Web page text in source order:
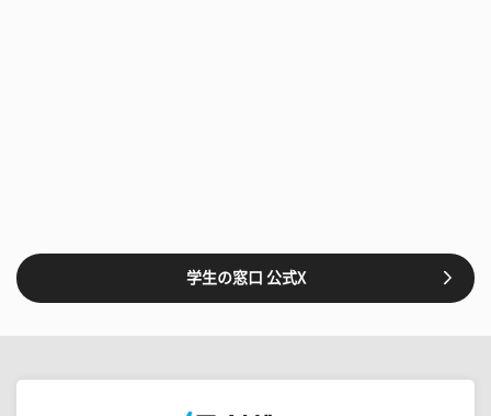
学生の窓口 公式X